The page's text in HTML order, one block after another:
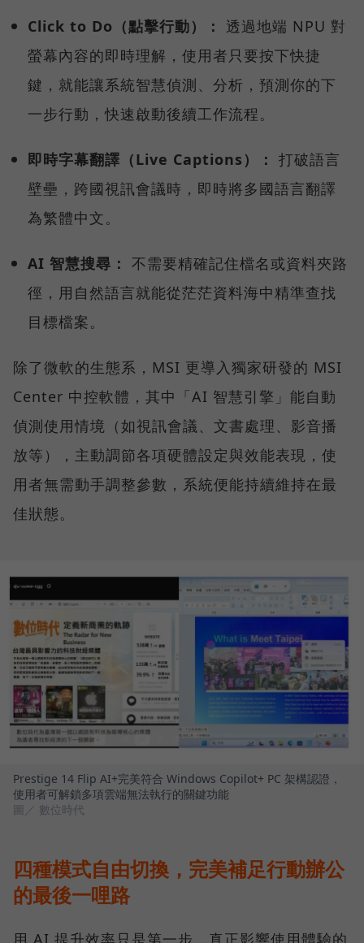
Click to Do（點擊行動）： 透過地端 NPU 對
螢幕內容的即時理解，使用者只要按下快捷
鍵，就能讓系統智慧偵測、分析，預測你的下
一步行動，快速啟動後續工作流程。
即時字幕翻譯（Live Captions）： 打破語言
壁壘，跨國視訊會議時，即時將多國語言翻譯
為繁體中文。
AI 智慧搜尋： 不需要精確記住檔名或資料夾路
徑，用自然語言就能從茫茫資料海中精準查找
目標檔案。
除了微軟的生態系，MSI 更導入獨家研發的 MSI
Center 中控軟體，其中「AI 智慧引擎」能自動
偵測使用情境（如視訊會議、文書處理、影音播
放等），主動調節各項硬體設定與效能表現，使
用者無需動手調整參數，系統便能持續維持在最
佳狀態。
Prestige 14 Flip AI+完美符合 Windows Copilot+ PC 架構認證，
使用者可解鎖多項雲端無法執行的關鍵功能
圖／ 數位時代
四種模式自由切換，完美補足行動辦公
的最後一哩路